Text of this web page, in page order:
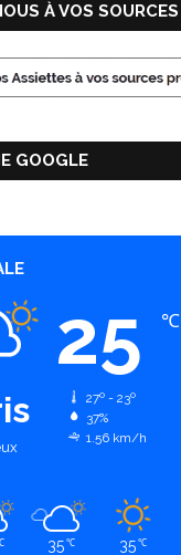
À VOS SOURCES
GOOGLE
25 ℃
27º - 23º
37%
1.56 km/h
35 ℃ 35 ℃